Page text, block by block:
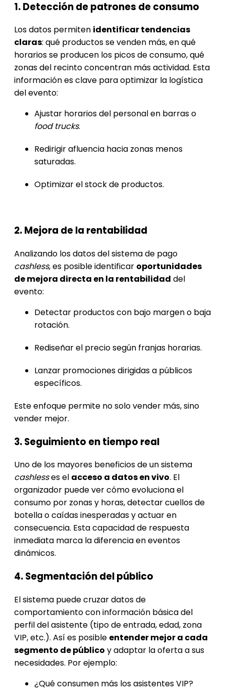
1. Detección de patrones de consumo
Los datos permiten identificar tendencias
claras: qué productos se venden más, en qué
horarios se producen los picos de consumo, qué
zonas del recinto concentran más actividad. Esta
información es clave para optimizar la logística
del evento:
Ajustar horarios del personal en barras o
food trucks.
Redirigir afluencia hacia zonas menos
saturadas.
Optimizar el stock de productos.
2. Mejora de la rentabilidad
Analizando los datos del sistema de pago
cashless, es posible identificar oportunidades
de mejora directa en la rentabilidad del
evento:
Detectar productos con bajo margen o baja
rotación.
Rediseñar el precio según franjas horarias.
Lanzar promociones dirigidas a públicos
específicos.
Este enfoque permite no solo vender más, sino
vender mejor.
3. Seguimiento en tiempo real
Uno de los mayores beneficios de un sistema
cashlesses el acceso a datos en vivo. El
organizador puede ver cómo evoluciona el
consumo por zonas y horas, detectar cuellos de
botella o caídas inesperadas y actuar en
consecuencia. Esta capacidad de respuesta
inmediata marca la diferencia en eventos
dinámicos.
4. Segmentación del público
El sistema puede cruzar datos de
comportamiento con información básica del
perfil del asistente (tipo de entrada, edad, zona
VIP, etc.). Así es posible entender mejor a cada
segmento de público y adaptar la oferta a sus
necesidades. Por ejemplo:
¿Qué consumen más los asistentes VIP?